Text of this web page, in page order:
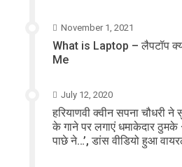
November 1, 2021
What is Laptop – लैपटॉप
Me
July 12, 2020
हरियाणवी क्वीन सपना चौधरी ने
के गाने पर लगाएं धमाकेदार ठुमके
पाछे ने…’, डांस वीडियो हुआ